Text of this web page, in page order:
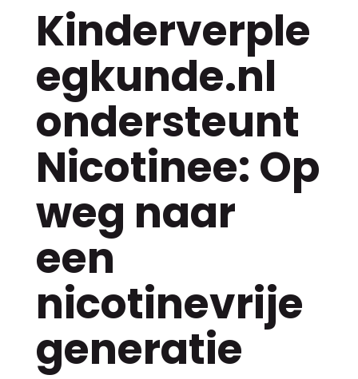
Kinderverple
egkunde.nl
ondersteunt
Nicotinee: Op
weg naar
een
nicotinevrije
generatie